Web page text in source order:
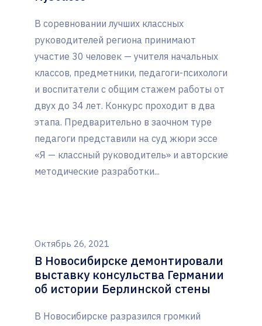
В соревновании лучших классных
руководителей региона принимают
участие 30 человек — учителя начальных
классов, предметники, педагоги-психологи
и воспитатели с общим стажем работы от
двух до 34 лет. Конкурс проходит в два
этапа. Предварительно в заочном туре
педагоги представили на суд жюри эссе
«Я — классный руководитель» и авторские
методические разработки...
Октябрь 26, 2021
В Новосибирске демонтировали
выставку консульства Германии
об истории Берлинской стены
В Новосибирске разразился громкий